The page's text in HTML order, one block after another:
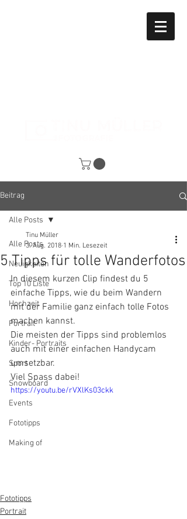
Beitrag
Alle Posts
Neuigkeiten
Top 10 Liste
Hochzeit
Portrait
Kinder- Portraits
Sport
Snowboard
Events
Fototipps
Making of
Alle Posts
5 Tipps für tolle Wanderfotos
Tinu Müller
3. Aug. 2018 1 Min. Lesezeit
In diesem kurzen Clip findest du 5
einfache Tipps, wie du beim Wandern
mit der Familie ganz einfach tolle Fotos
machen kannst.
Die meisten der Tipps sind problemlos
auch mit einer einfachen Handycam
umsetzbar.
Viel Spass dabei!
https://youtu.be/rVXlKs03ckk
Fototipps
Portrait